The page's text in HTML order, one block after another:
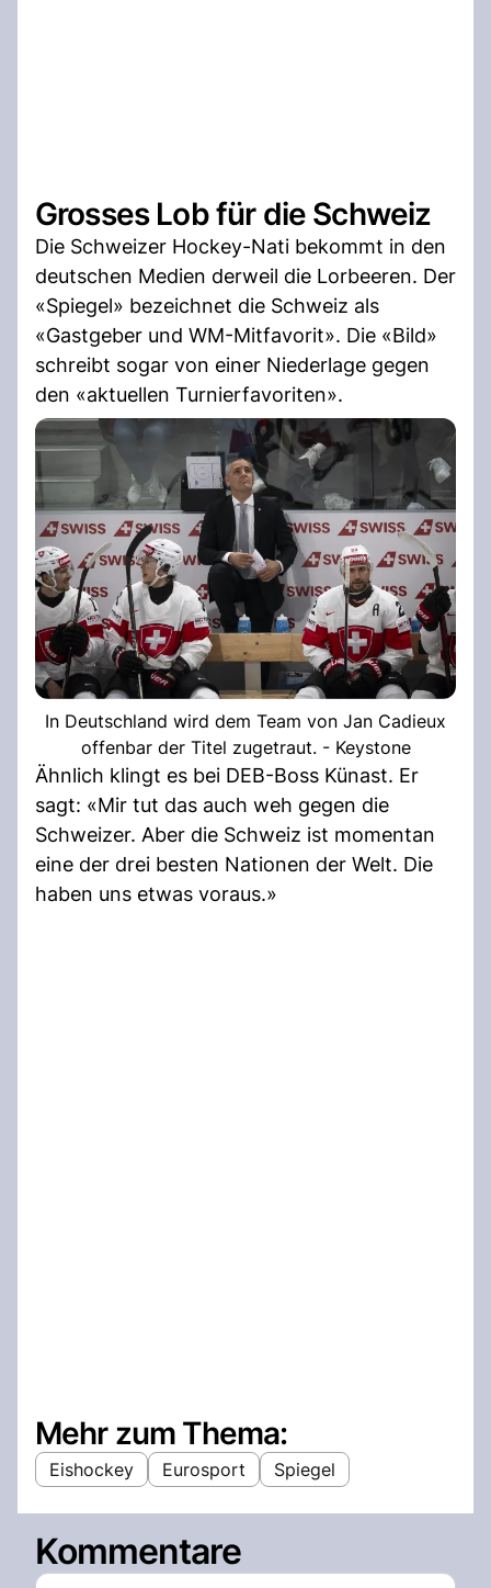
Grosses Lob für die Schweiz
Die Schweizer Hockey-Nati bekommt in den
deutschen Medien derweil die Lorbeeren. Der
«Spiegel» bezeichnet die Schweiz als
«Gastgeber und WM-Mitfavorit». Die «Bild»
schreibt sogar von einer Niederlage gegen
den «aktuellen Turnierfavoriten».
In Deutschland wird dem Team von Jan Cadieux
offenbar der Titel zugetraut. - Keystone
Ähnlich klingt es bei DEB-Boss Künast. Er
sagt: «Mir tut das auch weh gegen die
Schweizer. Aber die Schweiz ist momentan
eine der drei besten Nationen der Welt. Die
haben uns etwas voraus.»
Mehr zum Thema:
Eishockey Eurosport Spiegel
Kommentare